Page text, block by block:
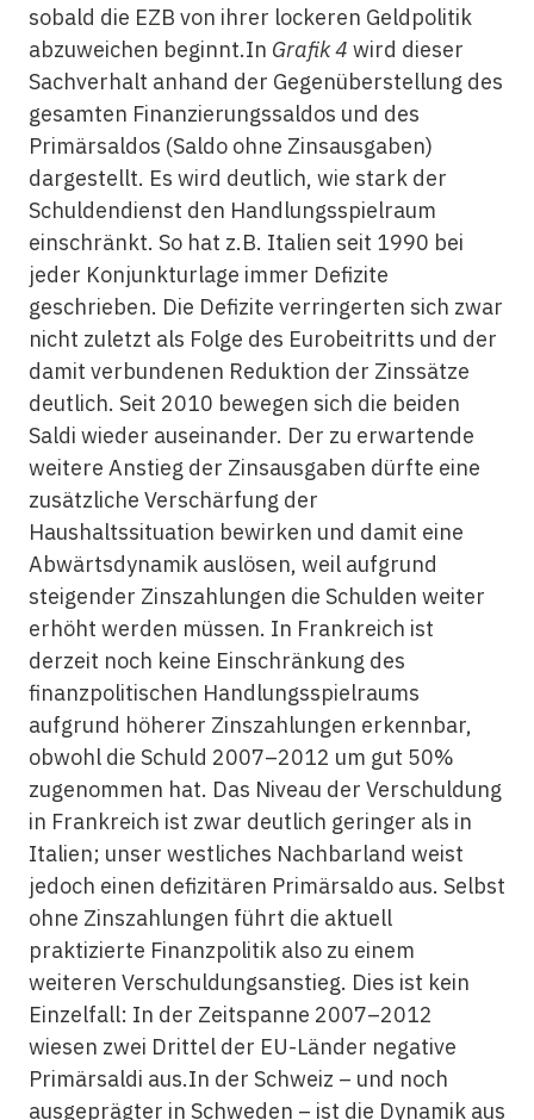
sobald die EZB von ihrer lockeren Geldpolitik
abzuweichen beginnt.In Grafik 4 wird dieser
Sachverhalt anhand der Gegenüberstellung des
gesamten Finanzierungssaldos und des
Primärsaldos (Saldo ohne Zinsausgaben)
dargestellt. Es wird deutlich, wie stark der
Schuldendienst den Handlungsspielraum
einschränkt. So hat z.B. Italien seit 1990 bei
jeder Konjunkturlage immer Defizite
geschrieben. Die Defizite verringerten sich zwar
nicht zuletzt als Folge des Eurobeitritts und der
damit verbundenen Reduktion der Zinssätze
deutlich. Seit 2010 bewegen sich die beiden
Saldi wieder auseinander. Der zu erwartende
weitere Anstieg der Zinsausgaben dürfte eine
zusätzliche Verschärfung der
Haushaltssituation bewirken und damit eine
Abwärtsdynamik auslösen, weil aufgrund
steigender Zinszahlungen die Schulden weiter
erhöht werden müssen. In Frankreich ist
derzeit noch keine Einschränkung des
finanzpolitischen Handlungsspielraums
aufgrund höherer Zinszahlungen erkennbar,
obwohl die Schuld 2007–2012 um gut 50%
zugenommen hat. Das Niveau der Verschuldung
in Frankreich ist zwar deutlich geringer als in
Italien; unser westliches Nachbarland weist
jedoch einen defizitären Primärsaldo aus. Selbst
ohne Zinszahlungen führt die aktuell
praktizierte Finanzpolitik also zu einem
weiteren Verschuldungsanstieg. Dies ist kein
Einzelfall: In der Zeitspanne 2007–2012
wiesen zwei Drittel der EU-Länder negative
Primärsaldi aus.In der Schweiz – und noch
ausgeprägter in Schweden – ist die Dynamik aus